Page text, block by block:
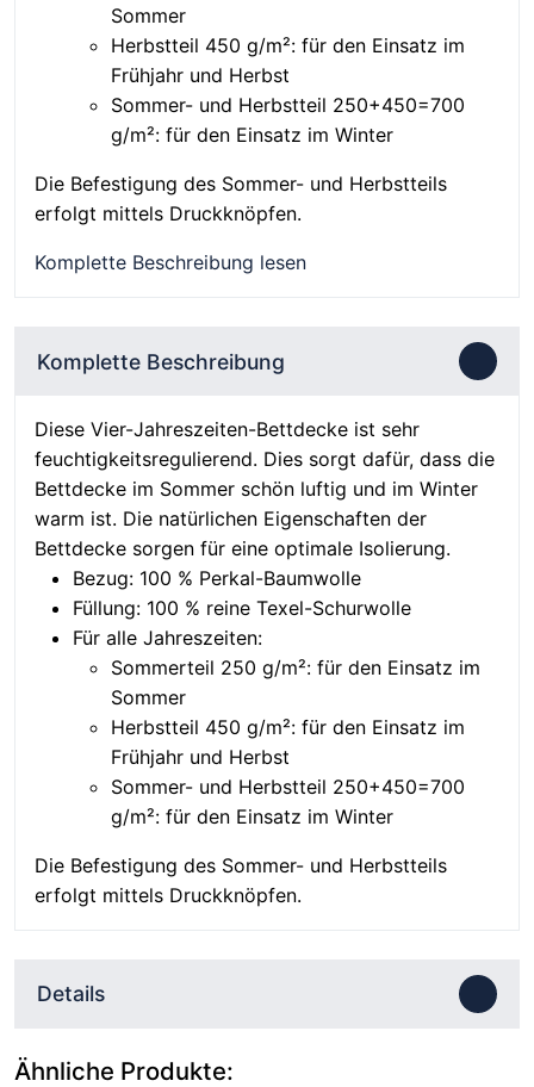
Sommer
Herbstteil 450 g/m²: für den Einsatz im
Frühjahr und Herbst
Sommer- und Herbstteil 250+450=700
g/m²: für den Einsatz im Winter
Die Befestigung des Sommer- und Herbstteils
erfolgt mittels Druckknöpfen.
Komplette Beschreibung lesen
Komplette Beschreibung
Diese Vier-Jahreszeiten-Bettdecke ist sehr
feuchtigkeitsregulierend. Dies sorgt dafür, dass die
Bettdecke im Sommer schön luftig und im Winter
warm ist. Die natürlichen Eigenschaften der
Bettdecke sorgen für eine optimale Isolierung.
Bezug: 100 % Perkal-Baumwolle
Füllung: 100 % reine Texel-Schurwolle
Für alle Jahreszeiten:
Sommerteil 250 g/m²: für den Einsatz im
Sommer
Herbstteil 450 g/m²: für den Einsatz im
Frühjahr und Herbst
Sommer- und Herbstteil 250+450=700
g/m²: für den Einsatz im Winter
Die Befestigung des Sommer- und Herbstteils
erfolgt mittels Druckknöpfen.
Details
Ähnliche Produkte: